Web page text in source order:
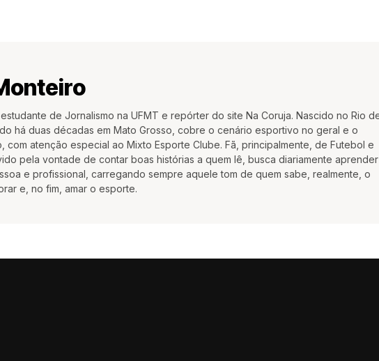
de Jornalismo na UFMT e repórter do site Na Coruja. Nascido no Rio
há duas décadas em Mato Grosso, cobre o cenário esportivo no geral e o
com atenção especial ao Mixto Esporte Clube. Fã, principalmente, de Futebol e
pela vontade de contar boas histórias a quem lê, busca diariamente
e profissional, carregando sempre aquele tom de quem sabe, realmente, o
e, no fim, amar o esporte.